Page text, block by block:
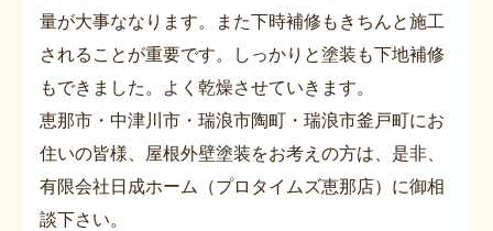
量が大事ななります。また下時補修もきちんと施工
されることが重要です。しっかりと塗装も下地補修
もできました。よく乾燥させていきます。
恵那市・中津川市・瑞浪市陶町・瑞浪市釜戸町にお
住いの皆様、屋根外壁塗装をお考えの方は、是非、
有限会社日成ホーム（プロタイムズ恵那店）に御相
談下さい。